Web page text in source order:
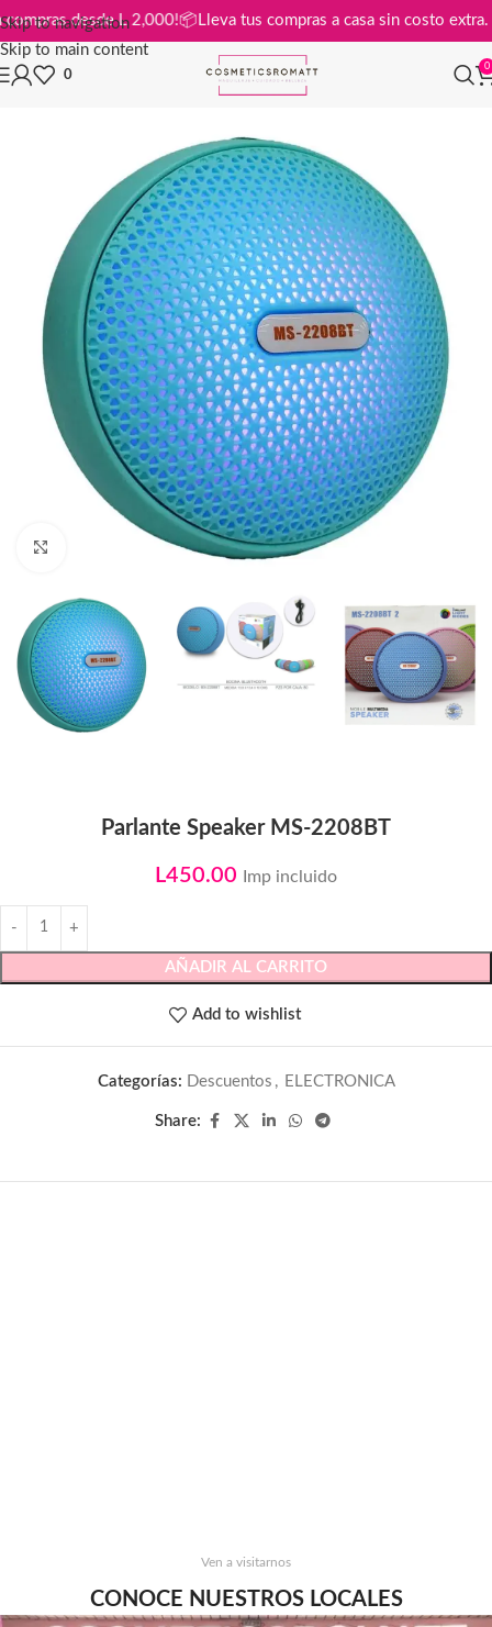
Skip to navigation
Skip to main content
en compras desde L 2,000!📦Lleva tus compras a casa sin costo
0
0
Click to enlarge
Parlante Speaker MS-2208BT
L450.00 Imp incluido
AÑADIR AL CARRITO
Add to wishlist
Categorías: Descuentos , ELECTRONICA
Share:
Ven a visitarnos
CONOCE NUESTROS LOCALES